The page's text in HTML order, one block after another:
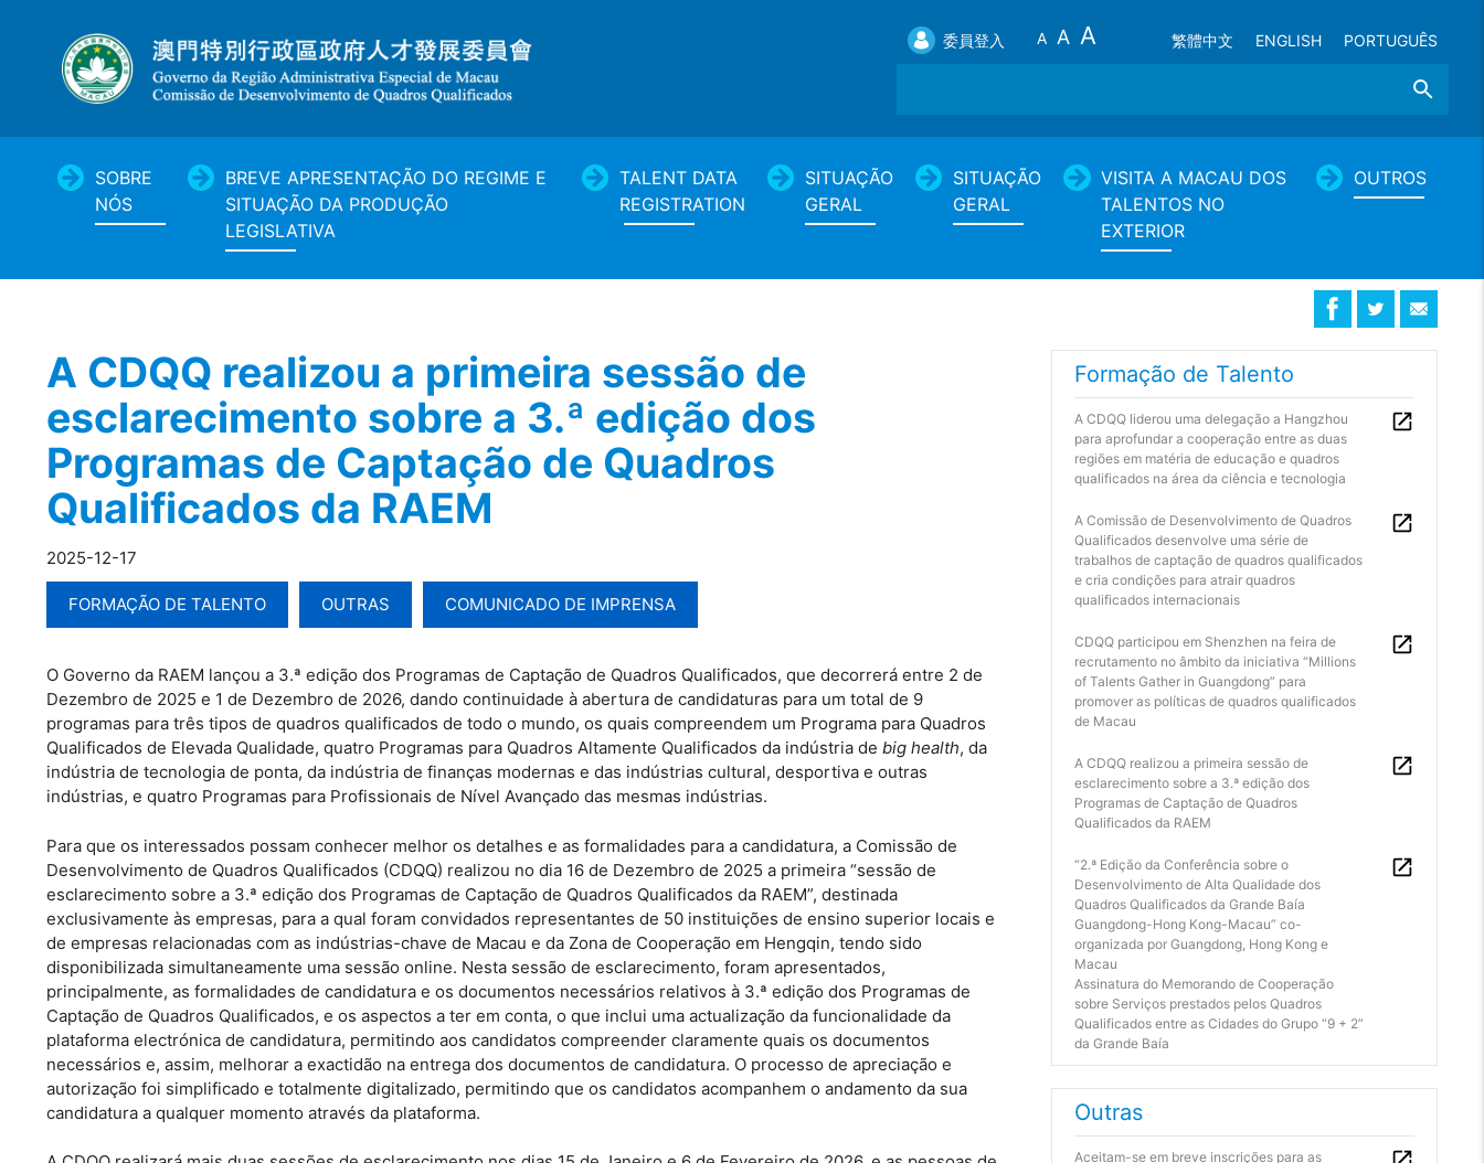
委員登入 A A A 繁體中文 ENGLISH PORTUGUÊS
SOBRE
NÓS
BREVE APRESENTAÇÃO DO REGIME E
SITUAÇÃO DA PRODUÇÃO
LEGISLATIVA
TALENT DATA
REGISTRATION
SITUAÇÃO
GERAL
SITUAÇÃO
GERAL
VISITA A MACAU DOS
TALENTOS NO
EXTERIOR
OUTROS
A CDQQ realizou a primeira sessão de
esclarecimento sobre a 3.ª edição dos
Programas de Captação de Quadros
Qualificados da RAEM
2025-12-17
FORMAÇÃO DE TALENTO OUTRAS COMUNICADO DE IMPRENSA
O Governo da RAEM lançou a 3.ª edição dos Programas de Captação de Quadros Qualificados, que decorrerá entre 2 de
Dezembro de 2025 e 1 de Dezembro de 2026, dando continuidade à abertura de candidaturas para um total de 9
programas para três tipos de quadros qualificados de todo o mundo, os quais compreendem um Programa para Quadros
Qualificados de Elevada Qualidade, quatro Programas para Quadros Altamente Qualificados da indústria de big health, da
indústria de tecnologia de ponta, da indústria de finanças modernas e das indústrias cultural, desportiva e outras
indústrias, e quatro Programas para Profissionais de Nível Avançado das mesmas indústrias.
Para que os interessados possam conhecer melhor os detalhes e as formalidades para a candidatura, a Comissão de
Desenvolvimento de Quadros Qualificados (CDQQ) realizou no dia 16 de Dezembro de 2025 a primeira “sessão de
esclarecimento sobre a 3.ª edição dos Programas de Captação de Quadros Qualificados da RAEM”, destinada
exclusivamente às empresas, para a qual foram convidados representantes de 50 instituições de ensino superior locais e
de empresas relacionadas com as indústrias-chave de Macau e da Zona de Cooperação em Hengqin, tendo sido
disponibilizada simultaneamente uma sessão online. Nesta sessão de esclarecimento, foram apresentados,
principalmente, as formalidades de candidatura e os documentos necessários relativos à 3.ª edição dos Programas de
Captação de Quadros Qualificados, e os aspectos a ter em conta, o que inclui uma actualização da funcionalidade da
plataforma electrónica de candidatura, permitindo aos candidatos compreender claramente quais os documentos
necessários e, assim, melhorar a exactidão na entrega dos documentos de candidatura. O processo de apreciação e
autorização foi simplificado e totalmente digitalizado, permitindo que os candidatos acompanhem o andamento da sua
candidatura a qualquer momento através da plataforma.
Formação de Talento
A CDQQ liderou uma delegação a Hangzhou
para aprofundar a cooperação entre as duas
regiões em matéria de educação e quadros
qualificados na área da ciência e tecnologia
A Comissão de Desenvolvimento de Quadros
Qualificados desenvolve uma série de
trabalhos de captação de quadros qualificados
e cria condições para atrair quadros
qualificados internacionais
CDQQ participou em Shenzhen na feira de
recrutamento no âmbito da iniciativa “Millions
of Talents Gather in Guangdong” para
promover as políticas de quadros qualificados
de Macau
A CDQQ realizou a primeira sessão de
esclarecimento sobre a 3.ª edição dos
Programas de Captação de Quadros
Qualificados da RAEM
“2.ª Edição da Conferência sobre o
Desenvolvimento de Alta Qualidade dos
Quadros Qualificados da Grande Baía
Guangdong-Hong Kong-Macau” co-
organizada por Guangdong, Hong Kong e
Macau
Assinatura do Memorando de Cooperação
sobre Serviços prestados pelos Quadros
Qualificados entre as Cidades do Grupo “9 + 2”
da Grande Baía
Outras
Aceitam-se em breve inscrições para as